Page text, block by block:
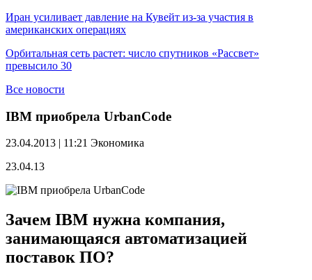
Иран усиливает давление на Кувейт из-за участия в
американских операциях
Орбитальная сеть растет: число спутников «Рассвет»
превысило 30
Все новости
IBM приобрела UrbanCode
23.04.2013 | 11:21 Экономика
23.04.13
Зачем IBM нужна компания,
занимающаяся автоматизацией
поставок ПО?